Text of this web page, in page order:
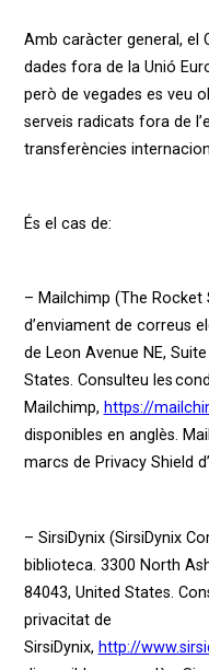
Amb caràcter general, el
dades fora de la Unió
però de vegades es veu
serveis radicats fora de
transferències
És el cas de:
– Mailchimp (The Rocket
d’enviament de correus
de Leon Avenue NE,
States. Consulteu les
Mailchimp, https://
disponibles en anglès.
marcs de Privacy Shield
– SirsiDynix (SirsiDynix
biblioteca. 3300 North
84043, United States.
privacitat de
SirsiDynix, http://